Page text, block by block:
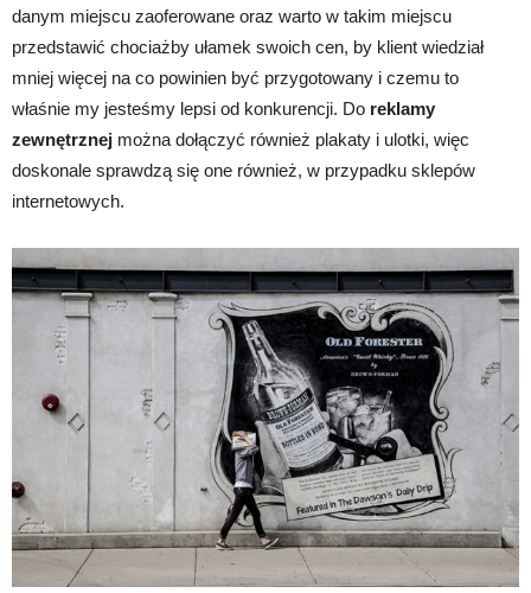
danym miejscu zaoferowane oraz warto w takim miejscu
przedstawić chociażby ułamek swoich cen, by klient wiedział
mniej więcej na co powinien być przygotowany i czemu to
właśnie my jesteśmy lepsi od konkurencji. Do reklamy
zewnętrznej można dołączyć również plakaty i ulotki, więc
doskonale sprawdzą się one również, w przypadku sklepów
internetowych.